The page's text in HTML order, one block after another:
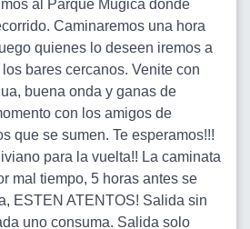
al Parque Mugica donde
Caminaremos una hora
quienes lo deseen iremos a
bares cercanos. Venite con
buena onda y ganas de
con los amigos de
que se sumen. Te esperamos!!!
para la vuelta!! La caminata
mal tiempo, 5 horas antes se
ESTEN ATENTOS! Salida sin
uno consuma. Salida solo